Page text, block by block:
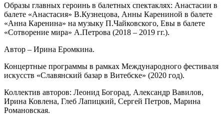
Образы главных героинь в балетных спектаклях: Анастасии в
балете «Анастасия» В.Кузнецова, Анны Карениной в балете
«Анна Каренина» на музыку П.Чайковского, Евы в балете
«Сотворение мира» А.Петрова (2018 – 2019 гг.).
Автор – Ирина Еромкина.
Концертные программы в рамках Международного фестиваля
искусств «Славянский базар в Витебске» (2020 год).
Коллектив авторов: Леонид Богорад, Александр Вавилов,
Ирина Ковлена, Глеб Лапицкий, Сергей Петров, Марина
Романовская.